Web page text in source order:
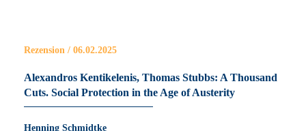
Rezension / 06.02.2025
Alexandros Kentikelenis, Thomas Stubbs: A Thousand
Cuts. Social Protection in the Age of Austerity
Henning Schmidtke